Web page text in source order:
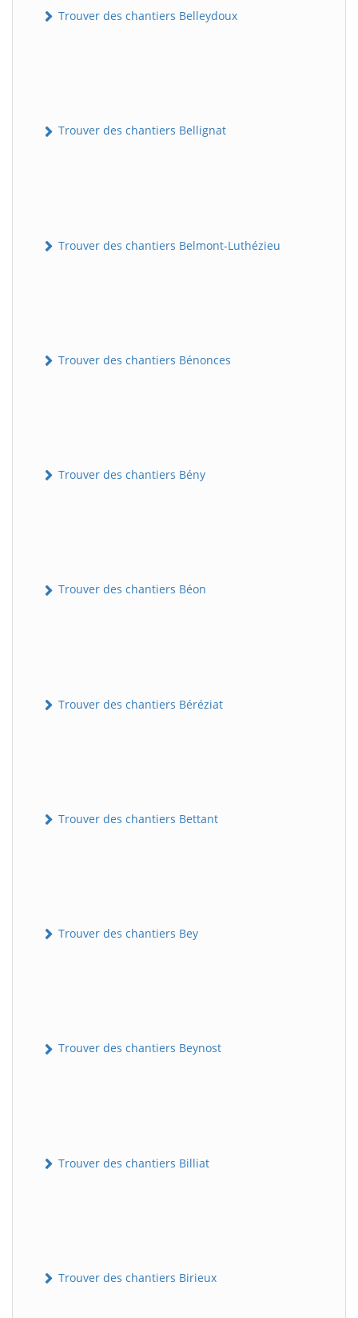
Trouver des chantiers Belleydoux
Trouver des chantiers Bellignat
Trouver des chantiers Belmont-Luthézieu
Trouver des chantiers Bénonces
Trouver des chantiers Bény
Trouver des chantiers Béon
Trouver des chantiers Béréziat
Trouver des chantiers Bettant
Trouver des chantiers Bey
Trouver des chantiers Beynost
Trouver des chantiers Billiat
Trouver des chantiers Birieux